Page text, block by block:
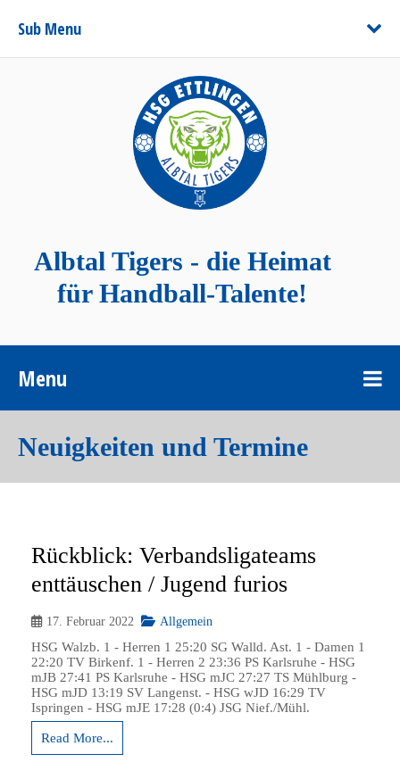
Sub Menu
Albtal Tigers - die Heimat
für Handball-Talente!
Menu
Neuigkeiten und Termine
Rückblick: Verbandsligateams
enttäuschen / Jugend furios
17. Februar 2022
Allgemein
HSG Walzb. 1 - Herren 1 25:20 SG Walld. Ast. 1 - Damen 1
22:20 TV Birkenf. 1 - Herren 2 23:36 PS Karlsruhe - HSG
mJB 27:41 PS Karlsruhe - HSG mJC 27:27 TS Mühlburg -
HSG mJD 13:19 SV Langenst. - HSG wJD 16:29 TV
Ispringen - HSG mJE 17:28 (0:4) JSG Nief./Mühl.
Read More...